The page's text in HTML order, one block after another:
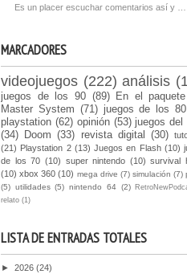
Es un placer escuchar comentarios así y …
MARCADORES
videojuegos (222) análisis
juegos de los 90 (89) En el paquete
Master System (71) juegos de los 80
playstation (62) opinión (53) juegos del
(34) Doom (33) revista digital (30)
(21) Playstation 2 (13) Juegos en Flash (10)
de los 70 (10) super nintendo (10) survival
(10) xbox 360 (10) mega drive (7) simulación (7)
(5) utilidades (5) nintendo 64 (2)
relato (1)
LISTA DE ENTRADAS TOTALES
► 2026 (24)